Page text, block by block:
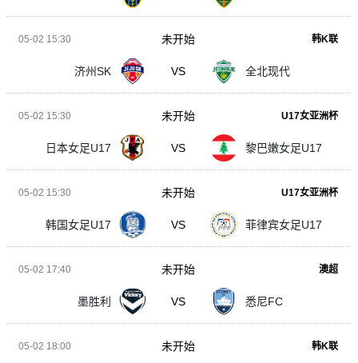
05-02 15:30 韩K联
济州SK VS 全北现代
未开始
05-02 15:30 U17女亚洲杯
日本女足U17 VS 黎巴嫩女足U17
未开始
05-02 15:30 U17女亚洲杯
韩国女足U17 VS 菲律宾女足U17
未开始
05-02 17:40 澳超
墨胜利 VS 悉尼FC
未开始
05-02 18:00 韩K联
未开始